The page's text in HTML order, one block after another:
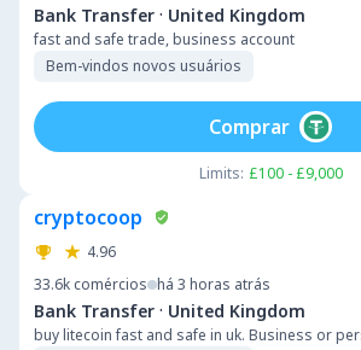
Bank Transfer · United Kingdom
fast and safe trade, business account
Bem-vindos novos usuários
Limits: £100 - £9,000
Comprar
cryptocoop
4.96
33.6k comércios há 3 horas atrás
Bank Transfer · United Kingdom
buy litecoin fast and safe in uk. Business or